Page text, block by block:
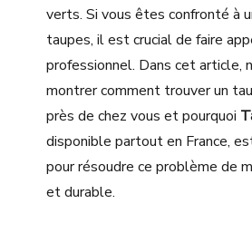
verts. Si vous êtes confronté à
taupes, il est crucial de faire
professionnel. Dans cet article,
montrer comment trouver un
près de chez vous et pourquoi
disponible partout en France,
pour résoudre ce problème de
et durable.